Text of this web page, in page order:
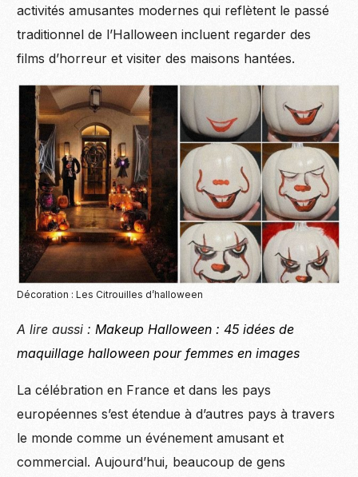
activités amusantes modernes qui reflètent le passé
traditionnel de l’Halloween incluent regarder des
films d’horreur et visiter des maisons hantées.
Décoration : Les Citrouilles d’halloween
A lire aussi :Makeup Halloween : 45 idées de
maquillage halloween pour femmes en images
La célébration en France et dans les pays
européennes s’est étendue à d’autres pays à travers
le monde comme un événement amusant et
commercial. Aujourd’hui, beaucoup de gens